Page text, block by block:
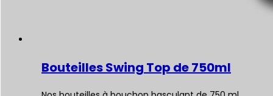
Bouteilles Swing Top de 750ml